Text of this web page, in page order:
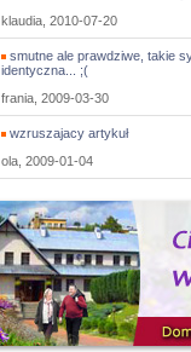
klaudia, 2010-07-20
smutne ale prawdziwe, takie
identyczna... ;(
frania, 2009-03-30
wzruszajacy artykuł
ola, 2009-01-04